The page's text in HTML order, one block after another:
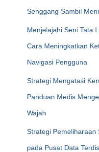
Senggang Sambil
Menjelajahi Seni Tata
Cara Meningkatkan
Navigasi Pengguna
Strategi Mengatasi
Panduan Medis
Wajah
Strategi Pemeliharaan
pada Pusat Data